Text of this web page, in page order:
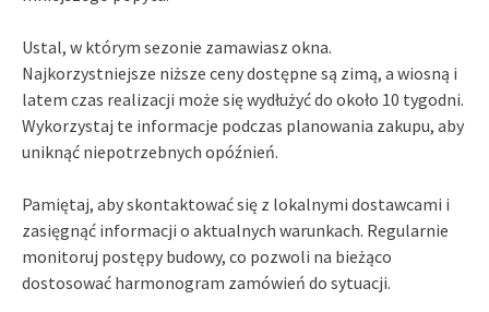
Ustal, w którym sezonie zamawiasz okna.
Najkorzystniejsze niższe ceny dostępne są zimą, a wiosną i
latem czas realizacji może się wydłużyć do około 10 tygodni.
Wykorzystaj te informacje podczas planowania zakupu, aby
uniknąć niepotrzebnych opóźnień.
Pamiętaj, aby skontaktować się z lokalnymi dostawcami i
zasięgnąć informacji o aktualnych warunkach. Regularnie
monitoruj postępy budowy, co pozwoli na bieżąco
dostosować harmonogram zamówień do sytuacji.